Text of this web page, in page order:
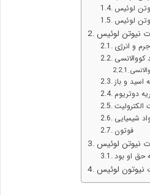
لوئیس
لوئیس
نیوتن لوئیس
و انرژی
کووالانسی
اسید و باز
دوتریوم
شیمیایی
فوتون
نیوتن لوئیس
حق او بود
نیوتون لوئیس